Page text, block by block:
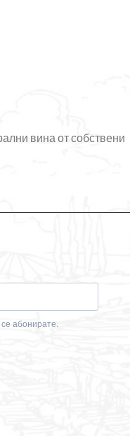
вина от собствени